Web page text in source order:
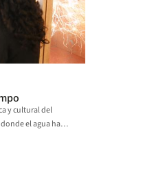
y cultural del
el agua ha